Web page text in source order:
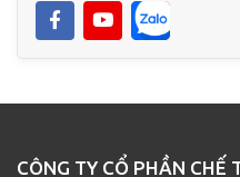
CÔNG TY CỔ PHẦN CHẾ